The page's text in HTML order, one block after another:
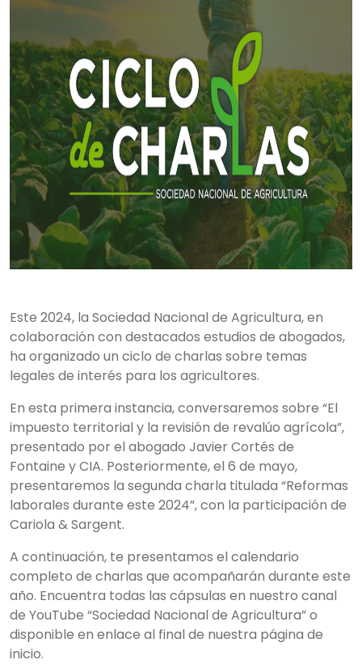
Este 2024, la Sociedad Nacional de Agricultura, en
colaboración con destacados estudios de abogados,
ha organizado un ciclo de charlas sobre temas
legales de interés para los agricultores.
En esta primera instancia, conversaremos sobre “El
impuesto territorial y la revisión de revalúo agrícola”,
presentado por el abogado Javier Cortés de
Fontaine y CIA. Posteriormente, el 6 de mayo,
presentaremos la segunda charla titulada “Reformas
laborales durante este 2024”, con la participación de
Cariola & Sargent.
A continuación, te presentamos el calendario
completo de charlas que acompañarán durante este
año. Encuentra todas las cápsulas en nuestro canal
de YouTube “Sociedad Nacional de Agricultura” o
disponible en enlace al final de nuestra página de
inicio.